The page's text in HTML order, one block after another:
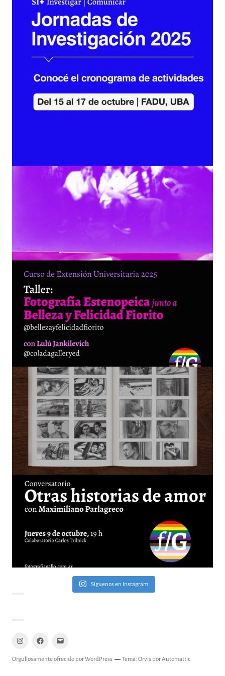
Síguenos en Instagram
InstagramFacebook
Mail
Orgullosamente ofrecido por WordPress Tema: Orvis porAutomattic.